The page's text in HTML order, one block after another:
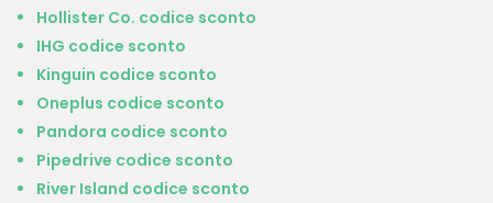
Hollister Co. codice sconto
IHG codice sconto
Kinguin codice sconto
Oneplus codice sconto
Pandora codice sconto
Pipedrive codice sconto
River Island codice sconto